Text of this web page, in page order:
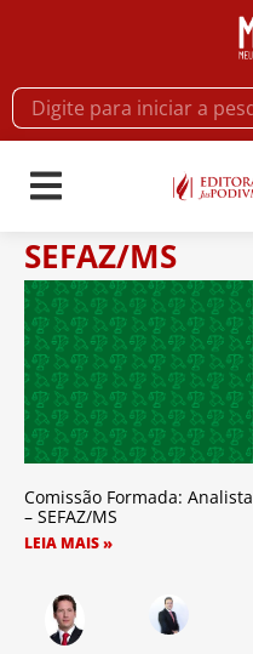
SEFAZ/MS
Comissão Formada: Analista
– SEFAZ/MS
LEIA MAIS »